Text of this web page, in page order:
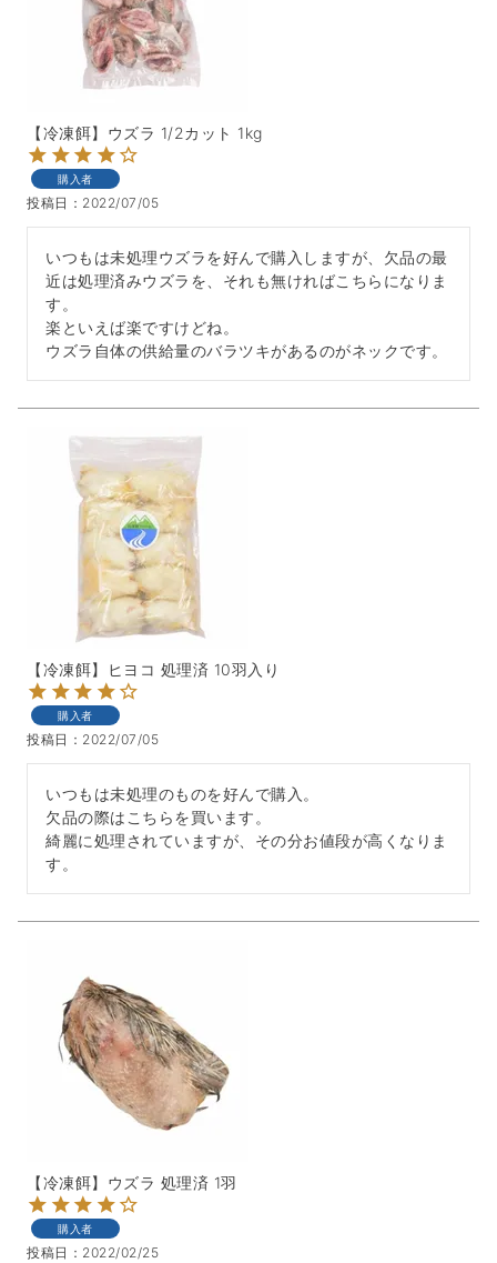
【冷凍餌】ウズラ 1/2カット 1kg
購入者
投稿日 2022/07/05
いつもは未処理ウズラを好んで購入しますが、欠品の最
近は処理済みウズラを、それも無ければこちらになりま
す。
楽といえば楽ですけどね。
ウズラ自体の供給量のバラツキがあるのがネックです。
【冷凍餌】ヒヨコ 処理済 10羽入り
購入者
投稿日 2022/07/05
いつもは未処理のものを好んで購入。
欠品の際はこちらを買います。
綺麗に処理されていますが、その分お値段が高くなりま
す。
【冷凍餌】ウズラ 処理済 1羽
購入者
投稿日 2022/02/25